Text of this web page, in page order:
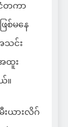
တကာ
စ်မနေ
သင်း
ထူး
။
းယားလိဂ်